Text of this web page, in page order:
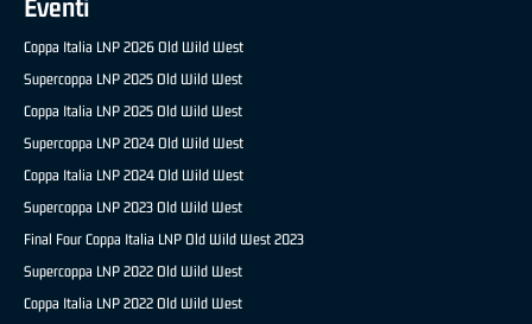
Eventi
Coppa Italia LNP 2026 Old Wild West
Supercoppa LNP 2025 Old Wild West
Coppa Italia LNP 2025 Old Wild West
Supercoppa LNP 2024 Old Wild West
Coppa Italia LNP 2024 Old Wild West
Supercoppa LNP 2023 Old Wild West
Final Four Coppa Italia LNP Old Wild West 2023
Supercoppa LNP 2022 Old Wild West
Coppa Italia LNP 2022 Old Wild West